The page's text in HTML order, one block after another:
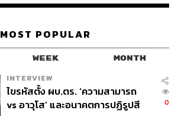
MOST POPULAR
WEEK MONTH
INTERVIEW
ไขรหัสตั้ง ผบ.ตร. ‘ความสามารถ
vs อาวุโส’ และอนาคตการปฏิรูปสี
0